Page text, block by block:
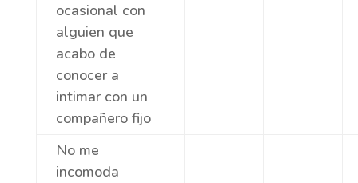
ocasional con
alguien que
acabo de
conocer a
intimar con un
compañero fijo
No me
incomoda